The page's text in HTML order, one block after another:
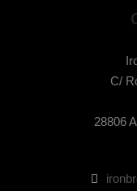
C/
28806